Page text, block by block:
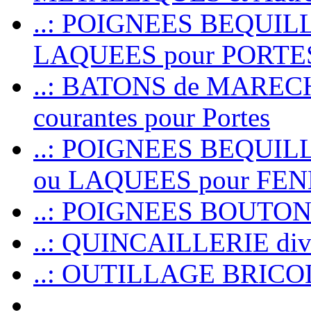
..: POIGNEES
LAQUEES pour
..: BATONS de
courantes pour Portes
..: POIGNEES
ou LAQUEES pour
..: POIGNEES
..: QUINCAILLERIE
..: OUTILLAGE